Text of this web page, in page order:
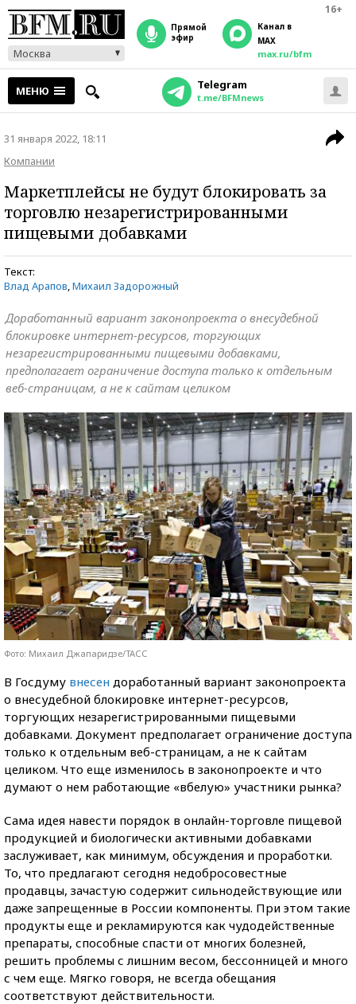
16+
Москва
прямой
эфир
Канал в
MAX
max.ru/bfm
МЕНЮ Telegram
t.me/BFMnews
31 января 2022, 18:11
Компании
Маркетплейсы не будут блокировать за
торговлю незарегистрированными
пищевыми добавками
Текст:
Влад Арапов,Михаил Задорожный
Доработанный вариант законопроекта о внесудебной
блокировке интернет-ресурсов, торгующих
незарегистрированными пищевыми добавками,
предполагает ограничение доступа только к отдельным
веб-страницам, а не к сайтам целиком
Фото: Михаил Джапаридзе/ТАСС
В Госдуму внесен доработанный вариант законопроекта
о внесудебной блокировке интернет-ресурсов,
торгующих незарегистрированными пищевыми
добавками. Документ предполагает ограничение доступа
только к отдельным веб-страницам, а не к сайтам
целиком. Что еще изменилось в законопроекте и что
думают о нем работающие «вбелую» участники рынка?
Сама идея навести порядок в онлайн-торговле пищевой
продукцией и биологически активными добавками
заслуживает, как минимум, обсуждения и проработки.
То, что предлагают сегодня недобросовестные
продавцы, зачастую содержит сильнодействующие или
даже запрещенные в России компоненты. При этом такие
продукты еще и рекламируются как чудодейственные
препараты, способные спасти от многих болезней,
решить проблемы с лишним весом, бессонницей и много
с чем еще. Мягко говоря, не всегда обещания
соответствуют действительности.